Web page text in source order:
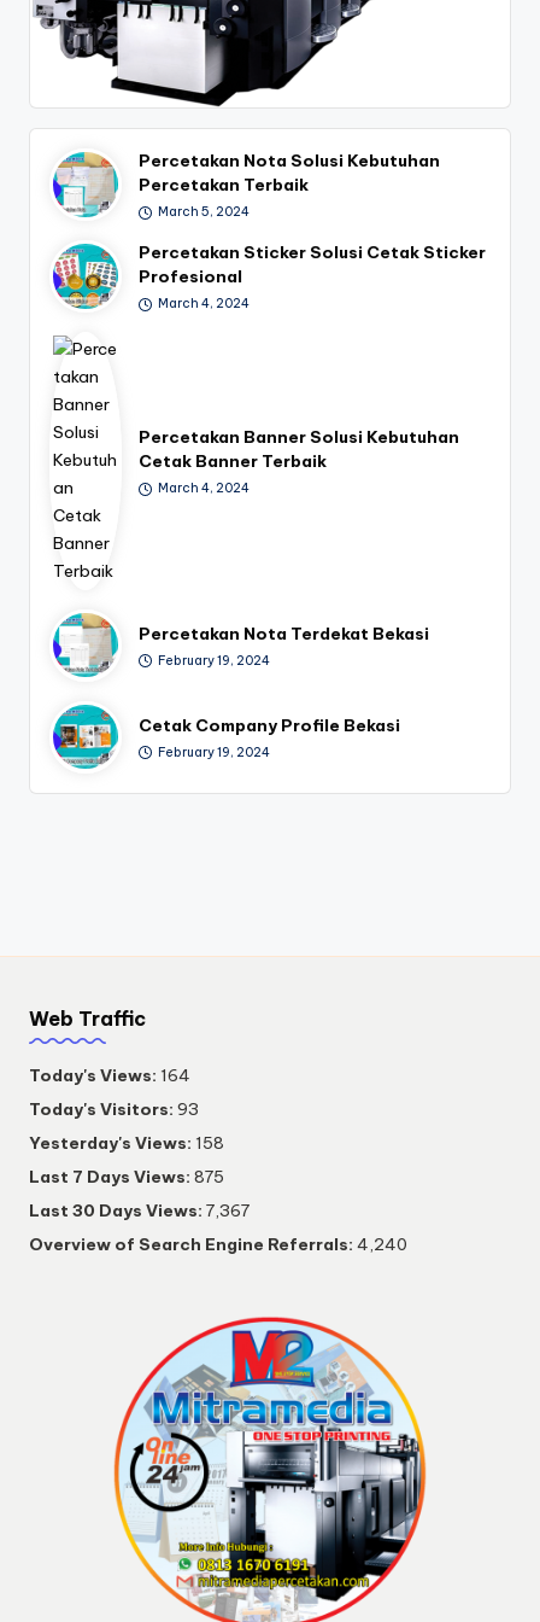
Percetakan Nota Solusi Kebutuhan
Percetakan Terbaik
March 5, 2024
Percetakan Sticker Solusi Cetak Sticker
Profesional
March 4, 2024
Percetakan Banner Solusi Kebutuhan
Cetak Banner Terbaik
March 4, 2024
Percetakan Nota Terdekat Bekasi
February 19, 2024
Cetak Company Profile Bekasi
February 19, 2024
Web Traffic
Today's Views: 164
Today's Visitors: 93
Yesterday's Views: 158
Last 7 Days Views: 875
Last 30 Days Views: 7,367
Overview of Search Engine Referrals: 4,240